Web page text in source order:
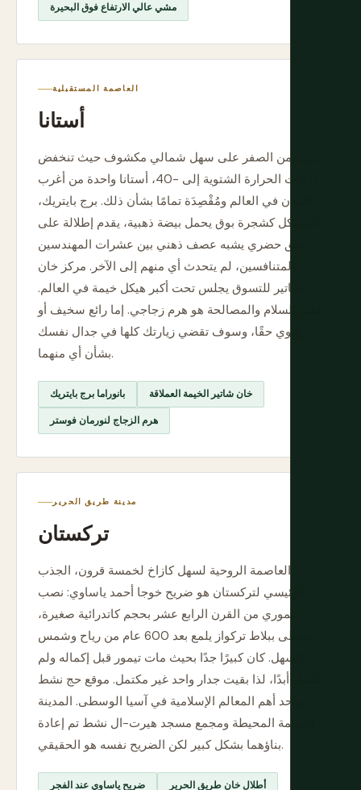
مشي عالي الارتفاع فوق البحيرة
العاصمة المستقبلية
أستانا
بنيت من الصفر على سهل شمالي مكشوف حيث تنخفض
درجات الحرارة الشتوية إلى -40، أستانا واحدة من أغرب
المدن في العالم ومُقْصِدَة تمامًا بشأن ذلك. برج بايتريك،
المشكل كشجرة بوق يحمل بيضة ذهبية، يقدم إطلالة على
أفق حضري يشبه عصف ذهني بين عشرات المهندسين
المتنافسين، لم يتحدث أي منهم إلى الآخر. مركز خان
شاتير للتسوق يجلس تحت أكبر هيكل خيمة في العالم.
قصر السلام والمصالحة هو هرم زجاجي. إما رائع سخيف أو
رؤيوي حقًا، وسوف تقضي زيارتك كلها في جدال نفسك
بشأن أي منهما.
بانوراما برج بايتريك خان شاتير الخيمة العملاقة
هرم الزجاج لنورمان فوستر
مدينة طريق الحرير
تركستان
العاصمة الروحية لسهل كازاخ لخمسة قرون، الجذب
الرئيسي لتركستان هو ضريح خوجا أحمد ياساوي: نصب
تيموري من القرن الرابع عشر بحجم كاتدرائية صغيرة،
مغطى ببلاط تركواز يلمع بعد 600 عام من رياح وشمس
السهل. كان كبيرًا جدًا بحيث مات تيمور قبل إكماله ولم
يكتمل أبدًا، لذا بقيت جدار واحد غير مكتمل. موقع حج نشط
وأحد أهم المعالم الإسلامية في آسيا الوسطى. المدينة
القديمة المحيطة ومجمع مسجد هيرت-ال نشط تم إعادة
بناؤهما بشكل كبير لكن الضريح نفسه هو الحقيقي.
ضريح ياساوي عند الفجر أطلال خان طريق الحرير